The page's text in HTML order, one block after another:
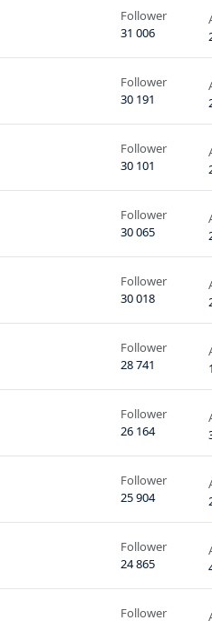
Follower
31 006
Follower
30 191
Follower
30 101
Follower
30 065
Follower
30 018
Follower
28 741
Follower
26 164
Follower
25 904
Follower
24 865
Follower